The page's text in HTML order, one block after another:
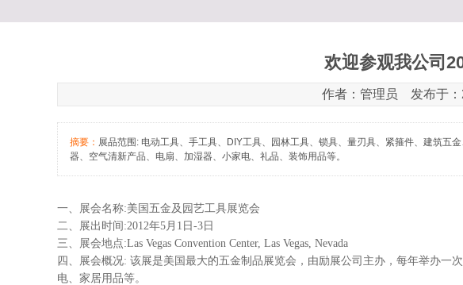
欢迎参观我公司
作者：管理员 发布于
摘要： 展品范围: 电动工具、手工具、DIY工具、园林工具、锁具、量刃具、紧箍件、建筑五
器、空气清新产品、电扇、加湿器、小家电、礼品、装饰用品等。
一、展会名称:美国五金及园艺工具展览会
二、展出时间:2012年5月1日-3日
三、展会地点:Las Vegas Convention Center, Las Vegas, Nevada
四、展会概况: 该展是美国最大的五金制品展览会，由励展公司主办，每年举办一
电、家居用品等。